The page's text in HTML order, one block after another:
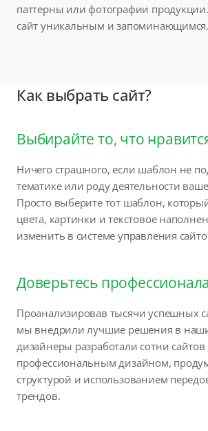
паттерны или фотографии
сайт уникальным и запоминающимся.
Как выбрать сайт?
Выбирайте то, что
Ничего страшного, если шаблон не
тематике или роду деятельности
Просто выберите тот шаблон,
цвета, картинки и текстовое
изменить в системе управления
Доверьтесь
Проанализировав тысячи успешных
мы внедрили лучшие решения в
дизайнеры разработали сотни сайтов
профессиональным дизайном,
структурой и использованием
трендов.